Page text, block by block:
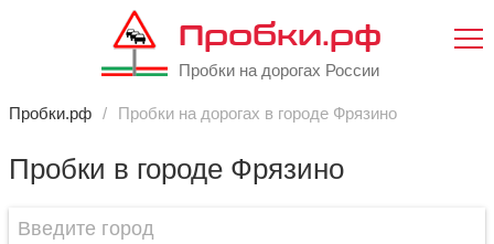
Пробки.рф
Пробки на дорогах России
Пробки.рф Пробки на дорогах в городе Фрязино
Пробки в городе Фрязино